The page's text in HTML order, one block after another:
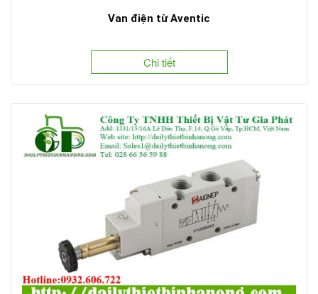
Van điện từ Aventic
Chi tiết